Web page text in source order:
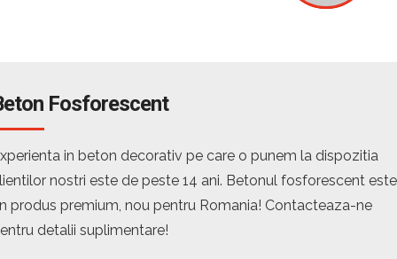
Fosforescent
in beton decorativ pe care o punem la dispozitia
nostri este de peste 14 ani. Betonul fosforescent este
produs premium, nou pentru Romania! Contacteaza-ne
detalii suplimentare!